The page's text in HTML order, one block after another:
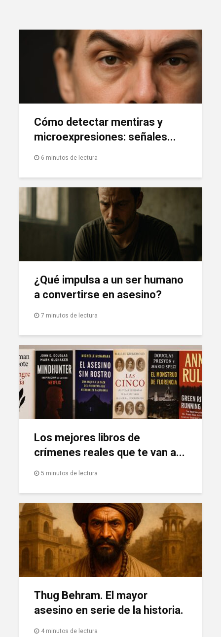
Cómo detectar mentiras y
microexpresiones: señales...
6 minutos de lectura
¿Qué impulsa a un ser humano
a convertirse en asesino?
7 minutos de lectura
Los mejores libros de
crímenes reales que te van a...
5 minutos de lectura
Thug Behram. El mayor
asesino en serie de la historia.
4 minutos de lectura